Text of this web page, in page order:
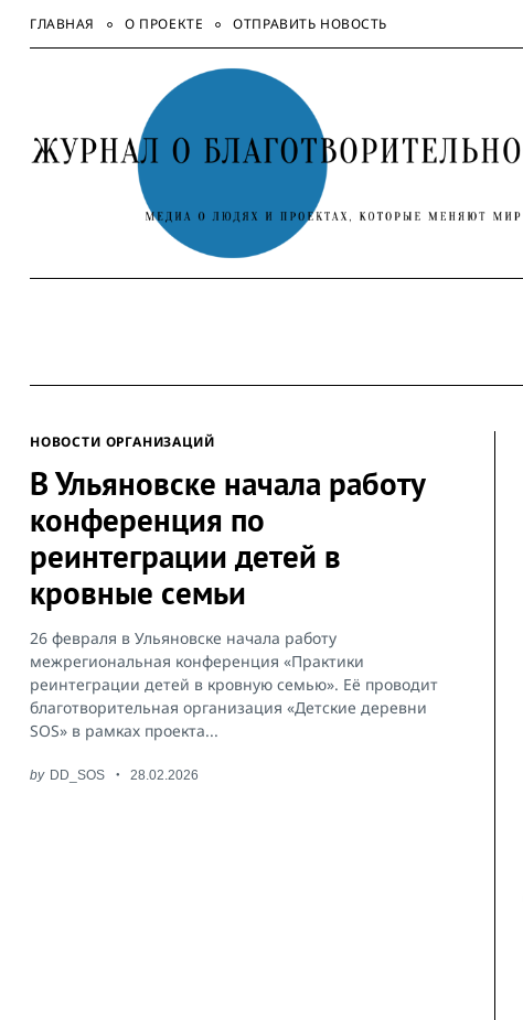
SkipГЛАВНАЯ О ПРОЕКТЕ ОТПРАВИТЬ НОВОСТЬ
НОВОСТИ ОРГАНИЗАЦИЙ
В Ульяновске начала работу
конференция по
реинтеграции детей в
кровные семьи
26 февраля в Ульяновске начала работу
межрегиональная конференция «Практики
реинтеграции детей в кровную семью». Её проводит
благотворительная организация «Детские деревни
SOS» в рамках проекта...
by DD_SOS 28.02.2026